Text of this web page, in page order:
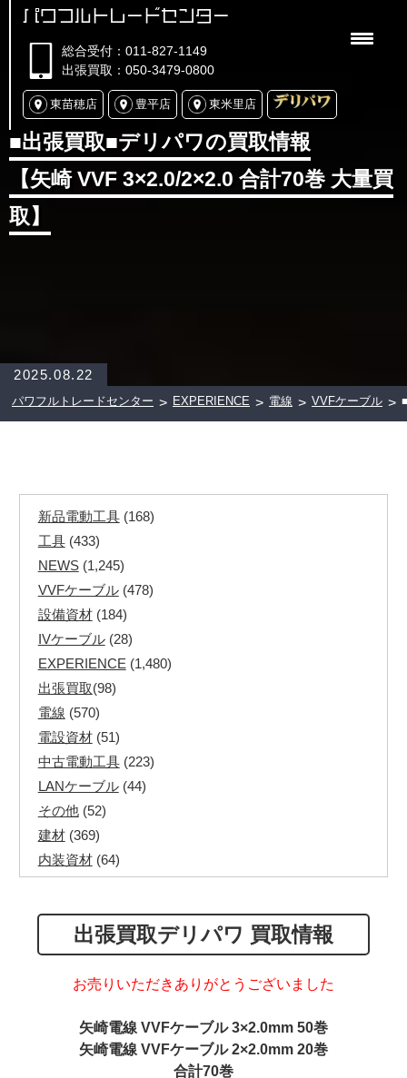
パワフルトレードセンター
総合受付：011-827-1149
出張買取：050-3479-0800
東苗穂店 豊平店 東米里店
■出張買取■デリパワの買取情報
【矢崎 VVF 3×2.0/2×2.0 合計70巻 大量買
取】
2025.08.22
パワフルトレードセンター > EXPERIENCE > 電線 > VVFケーブル >
新品電動工具(168)
工具(433)
NEWS(1,245)
VVFケーブル(478)
設備資材(184)
IVケーブル(28)
EXPERIENCE (1,480)
出張買取(98)
電線 (570)
電設資材(51)
中古電動工具(223)
LANケーブル(44)
その他(52)
建材(369)
内装資材(64)
その他ツール(48)
電化製品(40)
その他建築資材(113)
マイナーケーブル(13)
CVTケーブル(8)
出張買取デリパワ 買取情報
お売りいただきありがとうございました
矢崎電線 VVFケーブル 3×2.0mm 50巻
矢崎電線 VVFケーブル 2×2.0mm 20巻
合計70巻